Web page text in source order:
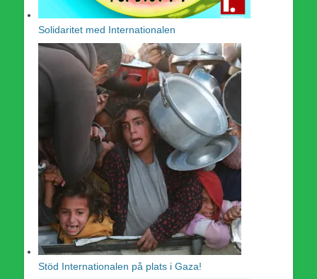
Solidaritet med Internationalen
Stöd Internationalen på plats i Gaza!